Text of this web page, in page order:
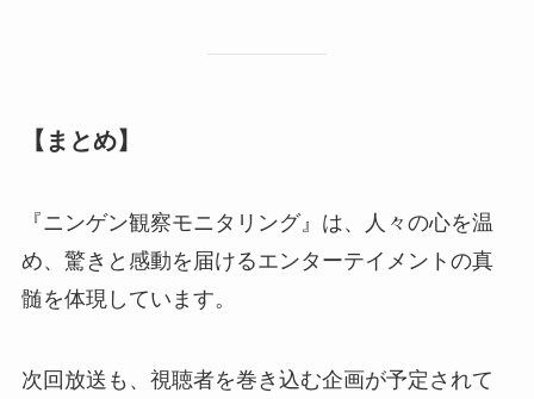
【まとめ】
『ニンゲン観察モニタリング』は、人々の心を温
め、驚きと感動を届けるエンターテイメントの真
髄を体現しています。
次回放送も、視聴者を巻き込む企画が予定されて